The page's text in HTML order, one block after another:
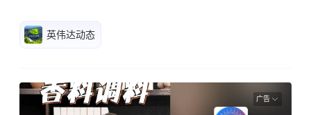
英伟达动态
广告